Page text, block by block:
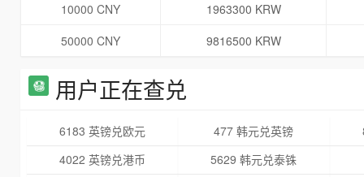
10000 CNY
1963300 KRW
50000 CNY
9816500 KRW
用户正在查兑
6183 英镑兑欧元 477 韩元兑英镑
4022 英镑兑港币
5629 韩元兑泰铢